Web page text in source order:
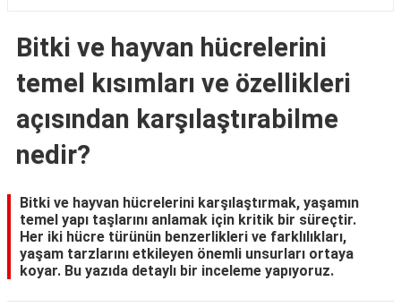
ŞİİR
RÜYA
TABİRLERİ
TÜRKÜ
YEMEK
TARİFLERİ
HİKAYELER
Bitki ve hayvan hücrelerini
temel kısımları ve özellikleri
açısından karşılaştırabilme
nedir?
Bitki ve hayvan hücrelerini karşılaştırmak, yaşamın
temel yapı taşlarını anlamak için kritik bir süreçtir.
Her iki hücre türünün benzerlikleri ve farklılıkları,
yaşam tarzlarını etkileyen önemli unsurları ortaya
koyar. Bu yazıda detaylı bir inceleme yapıyoruz.